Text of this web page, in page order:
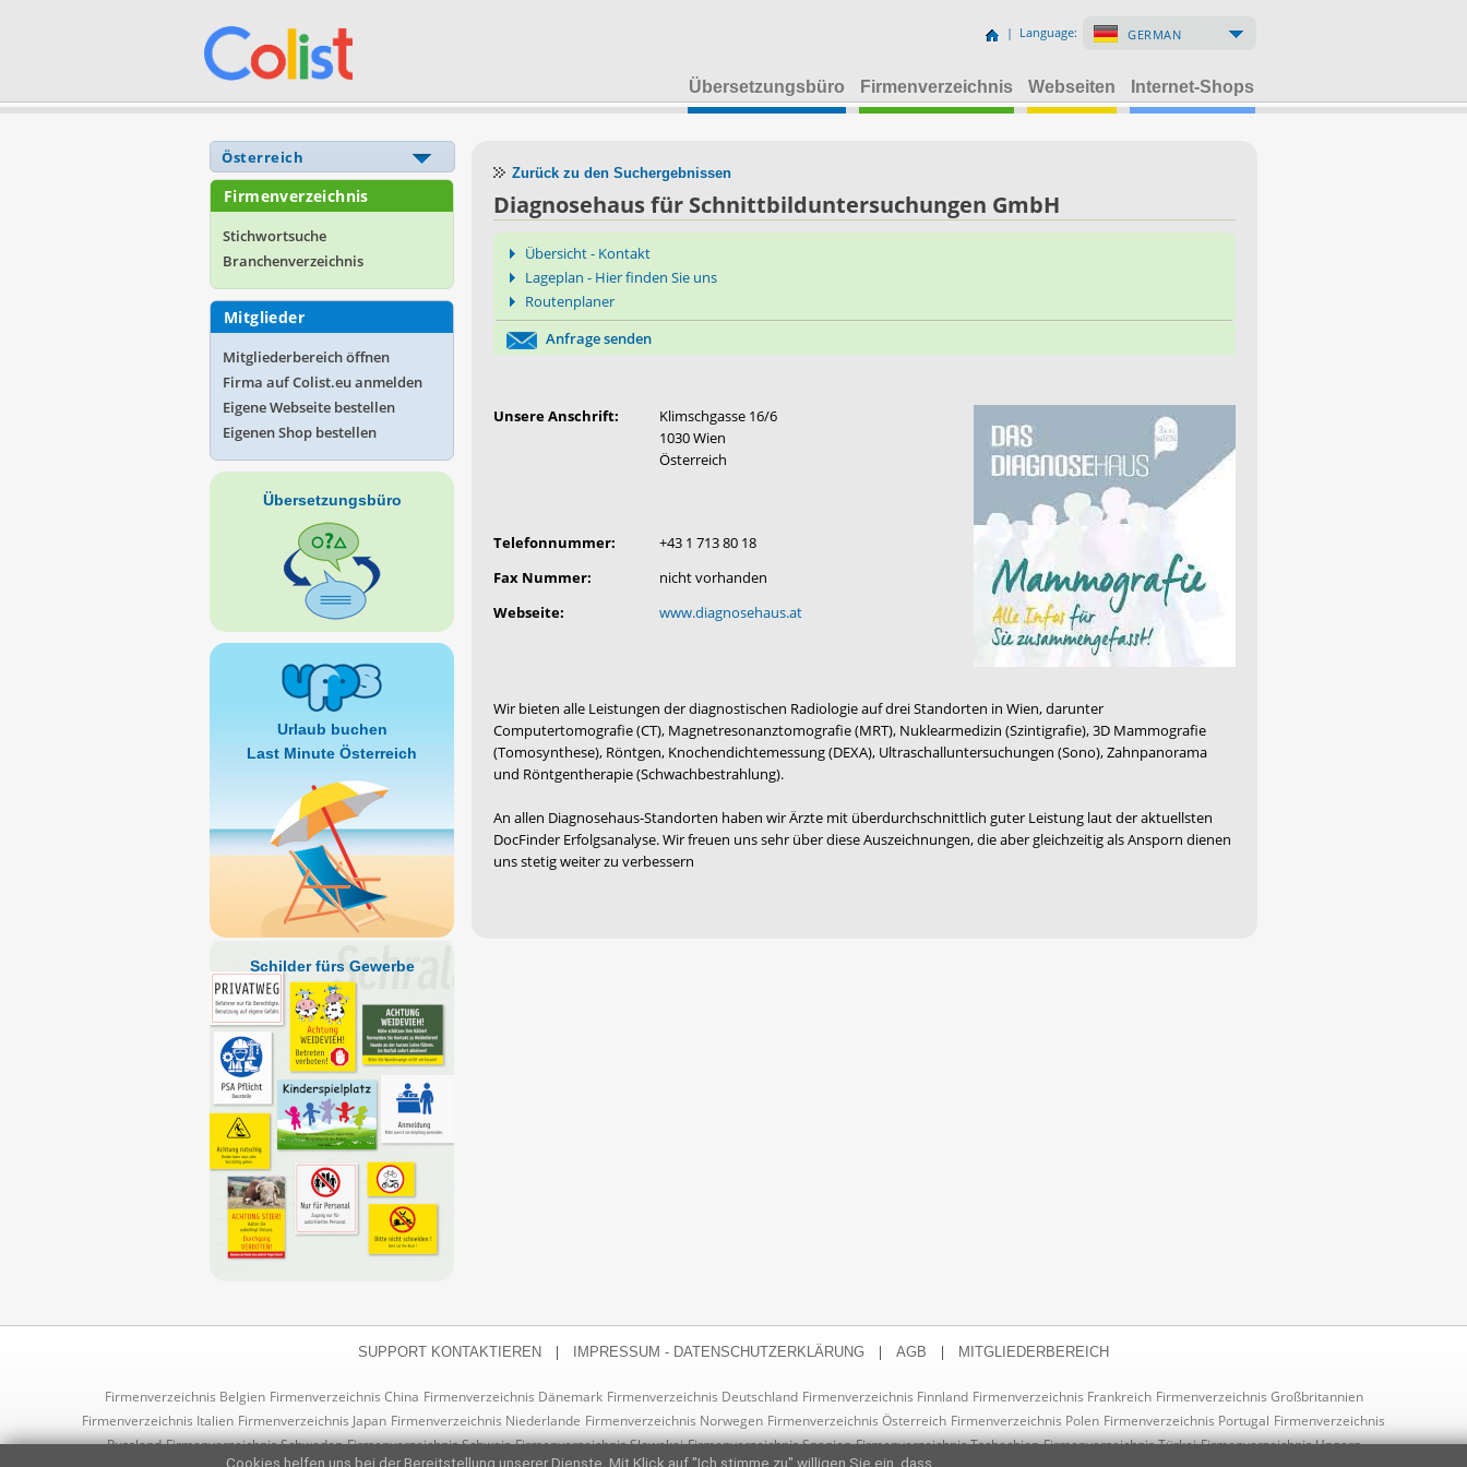
| Language: GERMAN
Übersetzungsbüro Firmenverzeichnis Webseiten Internet-Shops
Firmenverzeichnis
Stichwortsuche
Branchenverzeichnis
Mitglieder
Mitgliederbereich öffnen
Firma auf Colist.eu anmelden
Eigene Webseite bestellen
Eigenen Shop bestellen
Übersetzungsbüro
Urlaub buchen
Last Minute Österreich
Schilder fürs Gewerbe
Zurück zu den Suchergebnissen
Diagnosehaus für Schnittbilduntersuchungen GmbH
Übersicht - Kontakt
Lageplan - Hier finden Sie uns
Routenplaner
Anfrage senden
Unsere Anschrift:
Klimschgasse 16/6
1030 Wien
Österreich
Telefonnummer:
+43 1 713 80 18
Fax Nummer:
nicht vorhanden
Webseite:
www.diagnosehaus.at
Wir bieten alle Leistungen der diagnostischen Radiologie auf drei Standorten in Wien, darunter
Computertomografie (CT), Magnetresonanztomografie (MRT), Nuklearmedizin (Szintigrafie), 3D Mammografie
(Tomosynthese), Röntgen, Knochendichtemessung (DEXA), Ultraschalluntersuchungen (Sono), Zahnpanorama
und Röntgentherapie (Schwachbestrahlung).
An allen Diagnosehaus-Standorten haben wir Ärzte mit überdurchschnittlich guter Leistung laut der aktuellsten
DocFinder Erfolgsanalyse. Wir freuen uns sehr über diese Auszeichnungen, die aber gleichzeitig als Ansporn dienen
uns stetig weiter zu verbessern
SUPPORT KONTAKTIEREN | IMPRESSUM - DATENSCHUTZERKLÄRUNG | AGB | MITGLIEDERBEREICH
Firmenverzeichnis Belgien Firmenverzeichnis China Firmenverzeichnis Dänemark Firmenverzeichnis Deutschland Firmenverzeichnis Finnland Firmenverzeichnis Frankreich Firmenverzeichnis Großbritannien
Firmenverzeichnis Italien Firmenverzeichnis Japan Firmenverzeichnis Niederlande Firmenverzeichnis Norwegen Firmenverzeichnis Österreich Firmenverzeichnis Polen Firmenverzeichnis Portugal Firmenverzeichnis
Russland Firmenverzeichnis Schweden Firmenverzeichnis Schweiz Firmenverzeichnis Slowakei Firmenverzeichnis Spanien Firmenverzeichnis Tschechien Firmenverzeichnis Türkei Firmenverzeichnis Ungarn
Cookies helfen uns bei der Bereitstellung unserer Dienste. Mit Klick auf "Ich stimme zu" willigen Sie ein, dass